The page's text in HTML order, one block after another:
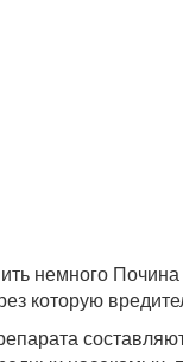
немного
которую